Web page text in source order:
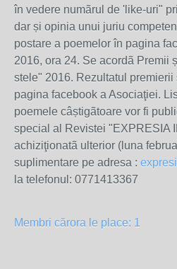
în vedere numãrul de 'like-uri"
dar și opinia unui juriu
postare a poemelor în pagina
2016, ora 24. Se acordã Premii
stele" 2016. Rezultatul
pagina facebook a Asociaţiei.
poemele câștigãtoare vor fi
special al Revistei "EXPRESIA
achiziţionatã ulterior (luna
suplimentare pe adresa :
la telefonul: 0771413367
Membri cărora le place: 1